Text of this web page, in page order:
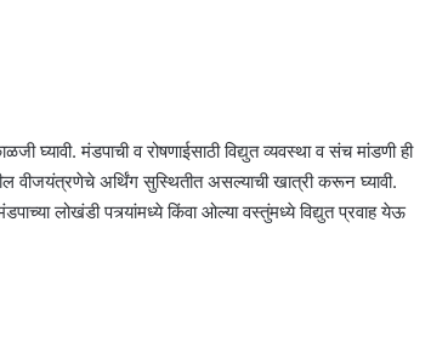
घ्यावी. मंडपाची व रोषणाईसाठी विद्युत व्यवस्था व संच मांडणी ही
अर्थिंग सुस्थितीत असल्याची खात्री करून घ्यावी.
लोखंडी पत्र्यांमध्ये किंवा ओल्या वस्तुंमध्ये विद्युत प्रवाह येऊ